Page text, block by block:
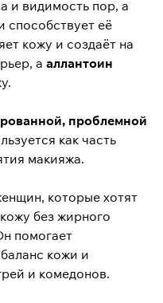
и видимость пор, а
способствует её
кожу и создаёт на
а аллантоин
проблемной
как часть
макияжа.
которые хотят
без жирного
помогает
кожи и
и комедонов.